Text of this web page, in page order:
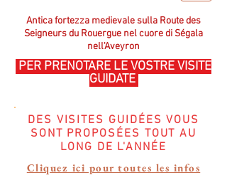
Antica fortezza medievale sulla Route des
Seigneurs du Rouergue nel cuore di Ségala
nell'Aveyron
PER PRENOTARE LE VOSTRE VISITE
GUIDATE
DES VISITES GUIDÉES VOUS
SONT PROPOSÉES TOUT AU
LONG DE L'ANNÉE
Cliquez ici pour toutes les infos